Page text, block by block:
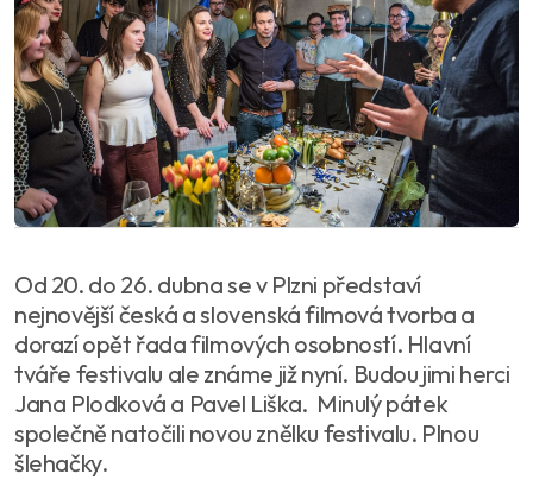
Od 20. do 26. dubna se v Plzni představí
nejnovější česká a slovenská filmová tvorba a
dorazí opět řada filmových osobností. Hlavní
tváře festivalu ale známe již nyní. Budou jimi herci
Jana Plodková a Pavel Liška. Minulý pátek
společně natočili novou znělku festivalu. Plnou
šlehačky.